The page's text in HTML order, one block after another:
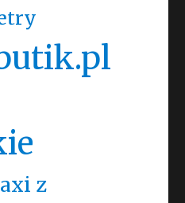
z